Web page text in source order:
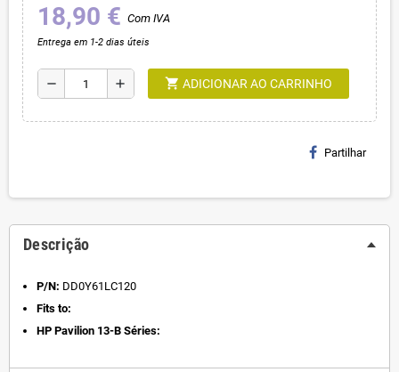
18,90 € Com IVA
Entrega em 1-2 dias úteis
remove add shopping_cart ADICIONAR AO CARRINHO
Partilhar
Descrição
P/N: DD0Y61LC120
Fits to:
HP Pavilion 13-B Séries: